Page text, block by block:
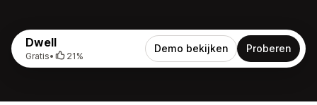
Dwell
Gratis• 21%
Demo bekijken Proberen